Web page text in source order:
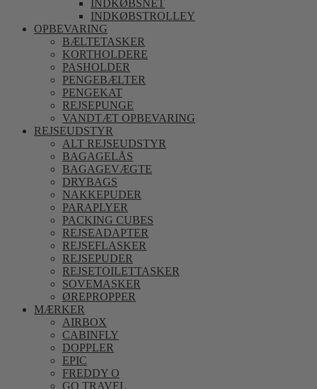
INDKØBSNET
INDKØBSTROLLEY
OPBEVARING
BÆLTETASKER
KORTHOLDERE
PASHOLDER
PENGEBÆLTER
PENGEKAT
REJSEPUNGE
VANDTÆT OPBEVARING
REJSEUDSTYR
ALT REJSEUDSTYR
BAGAGELÅS
BAGAGEVÆGTE
DRYBAGS
NAKKEPUDER
PARAPLYER
PACKING CUBES
REJSEADAPTER
REJSEFLASKER
REJSEPUDER
REJSETOILETTASKER
SOVEMASKER
ØREPROPPER
MÆRKER
AIRBOX
CABINFLY
DOPPLER
EPIC
FREDDY O
GO TRAVEL